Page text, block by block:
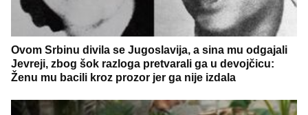
Ovom Srbinu divila se Jugoslavija, a sina mu odgajali
Jevreji, zbog šok razloga pretvarali ga u devojčicu:
Ženu mu bacili kroz prozor jer ga nije izdala